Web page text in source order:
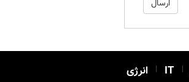
|
IT
| انرژی